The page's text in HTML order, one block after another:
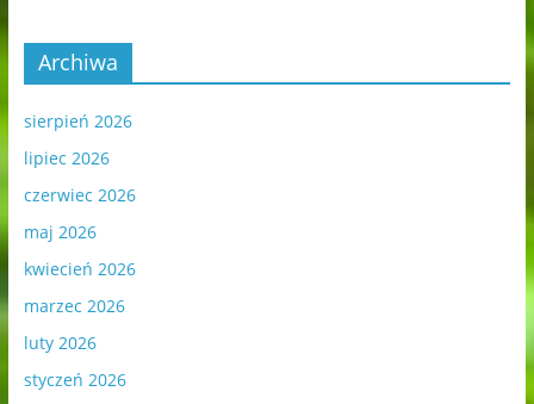
Archiwa
sierpień 2026
lipiec 2026
czerwiec 2026
maj 2026
kwiecień 2026
marzec 2026
luty 2026
styczeń 2026